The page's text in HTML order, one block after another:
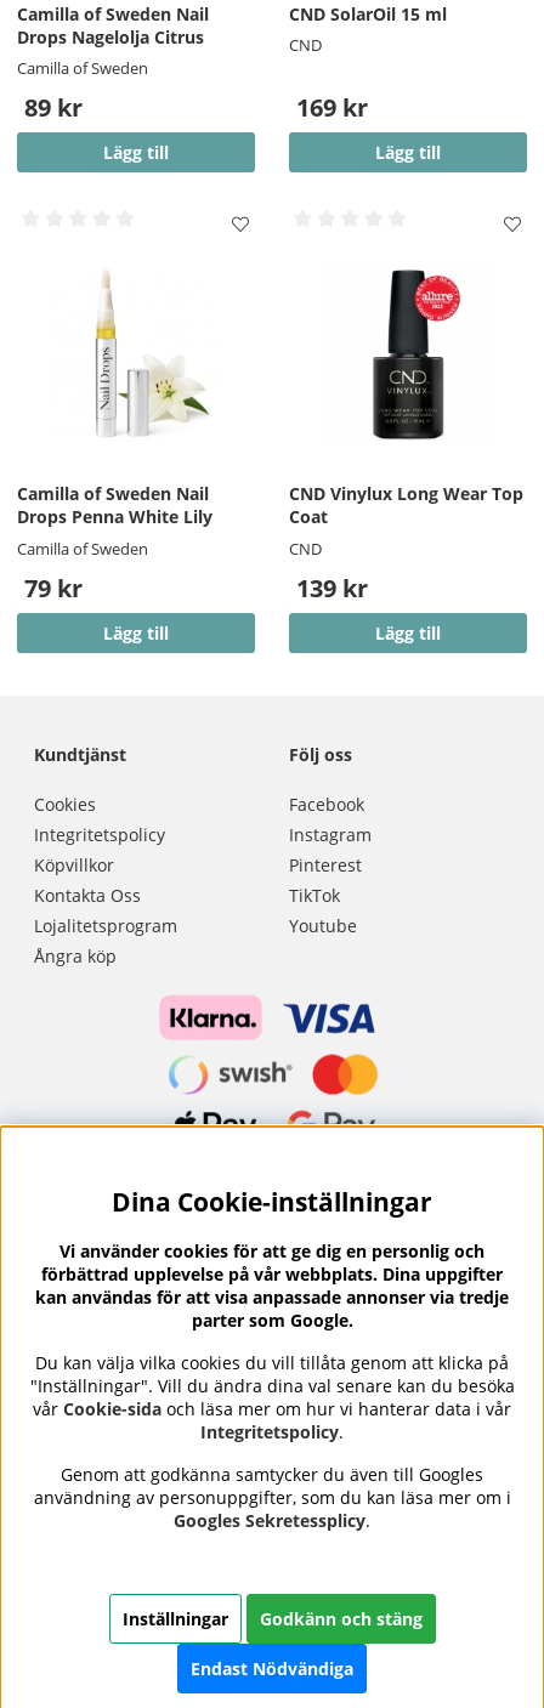
Camilla of Sweden Nail
Drops Nagelolja Citrus
Camilla of Sweden
89 kr
Lägg till
CND SolarOil 15 ml
CND
169 kr
Lägg till
Camilla of Sweden Nail
Drops Penna White Lily
Camilla of Sweden
79 kr
Lägg till
CND Vinylux Long Wear Top
Coat
CND
139 kr
Lägg till
Kundtjänst
Cookies
Integritetspolicy
Köpvillkor
Kontakta Oss
Lojalitetsprogram
Ångra köp
Följ oss
Facebook
Instagram
Pinterest
TikTok
Youtube
Nyhetsbrev?
I vårt nyhetsbrev får du ta del av nyheter och
erbjudanden.
Se våra omdömen på⭐ Trustpilot
Nails Body and Beautyerbjuder professionell hudvård,
nagellack och makeup från ledande varumärken som OPI,
kvalitet, omtanke och resultat – med snabb och trygg
leverans, säkra betalningar och ett sortiment som speglar
Dina Cookie-inställningar
Vi använder cookies för att ge dig en personlig och
förbättrad upplevelse på vår webbplats. Dina uppgifter
kan användas för att visa anpassade annonser via tredje
parter som Google.
Du kan välja vilka cookies du vill tillåta genom att klicka på
"Inställningar". Vill du ändra dina val senare kan du besöka
vår Cookie-sida och läsa mer om hur vi hanterar data i vår
Integritetspolicy.
Genom att godkänna samtycker du även till Googles
användning av personuppgifter, som du kan läsa mer om i
Googles Sekretessplicy.
Inställningar Godkänn och stäng
Endast Nödvändiga